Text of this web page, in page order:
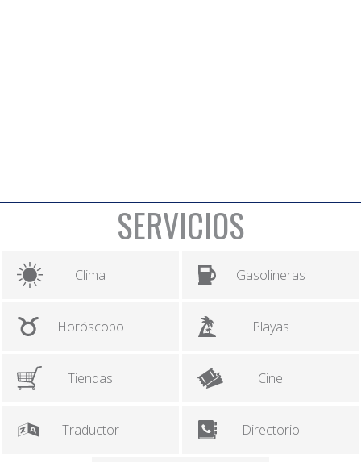
SERVICIOS
Clima Gasolineras
Horóscopo Playas
Tiendas Cine
Traductor Directorio